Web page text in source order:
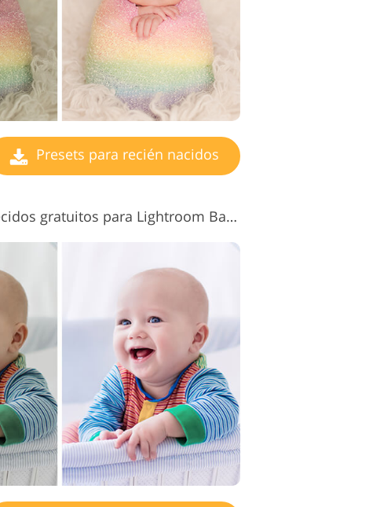
Presets para recién nacidos
Ajustes preestablecidos gratuitos para Lightroom Baby n.° 4 "Light Pink"